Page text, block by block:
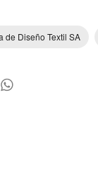
de Diseño Textil SA